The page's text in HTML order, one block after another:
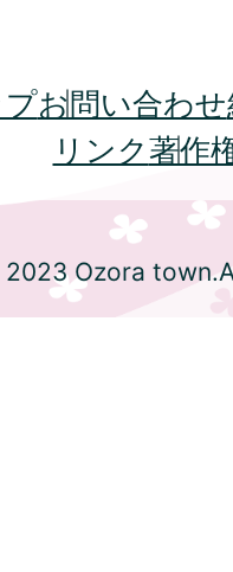
お問い合わせ
リンク著作
Ozora